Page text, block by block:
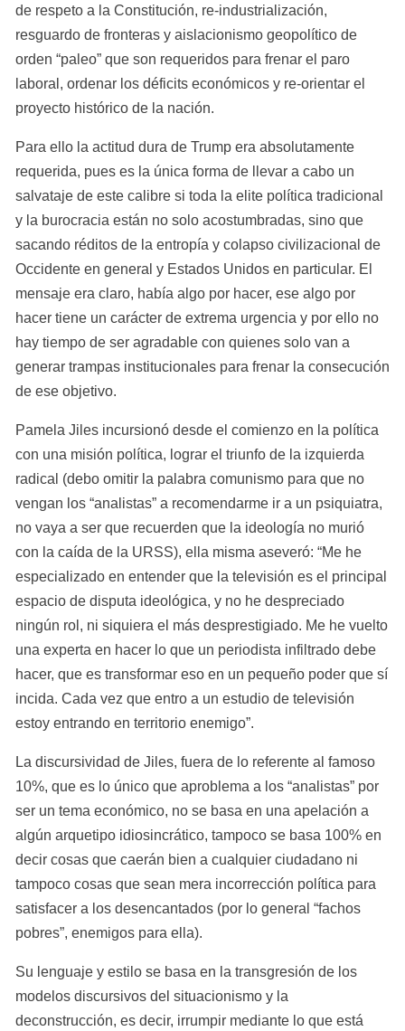
de respeto a la Constitución, re-industrialización,
resguardo de fronteras y aislacionismo geopolítico de
orden “paleo” que son requeridos para frenar el paro
laboral, ordenar los déficits económicos y re-orientar el
proyecto histórico de la nación.
Para ello la actitud dura de Trump era absolutamente
requerida, pues es la única forma de llevar a cabo un
salvataje de este calibre si toda la elite política tradicional
y la burocracia están no solo acostumbradas, sino que
sacando réditos de la entropía y colapso civilizacional de
Occidente en general y Estados Unidos en particular. El
mensaje era claro, había algo por hacer, ese algo por
hacer tiene un carácter de extrema urgencia y por ello no
hay tiempo de ser agradable con quienes solo van a
generar trampas institucionales para frenar la consecución
de ese objetivo.
Pamela Jiles incursionó desde el comienzo en la política
con una misión política, lograr el triunfo de la izquierda
radical (debo omitir la palabra comunismo para que no
vengan los “analistas” a recomendarme ir a un psiquiatra,
no vaya a ser que recuerden que la ideología no murió
con la caída de la URSS), ella misma aseveró: “Me he
especializado en entender que la televisión es el principal
espacio de disputa ideológica, y no he despreciado
ningún rol, ni siquiera el más desprestigiado. Me he vuelto
una experta en hacer lo que un periodista infiltrado debe
hacer, que es transformar eso en un pequeño poder que sí
incida. Cada vez que entro a un estudio de televisión
estoy entrando en territorio enemigo”.
La discursividad de Jiles, fuera de lo referente al famoso
10%, que es lo único que aproblema a los “analistas” por
ser un tema económico, no se basa en una apelación a
algún arquetipo idiosincrático, tampoco se basa 100% en
decir cosas que caerán bien a cualquier ciudadano ni
tampoco cosas que sean mera incorrección política para
satisfacer a los desencantados (por lo general “fachos
pobres”, enemigos para ella).
Su lenguaje y estilo se basa en la transgresión de los
modelos discursivos del situacionismo y la
deconstrucción, es decir, irrumpir mediante lo que está